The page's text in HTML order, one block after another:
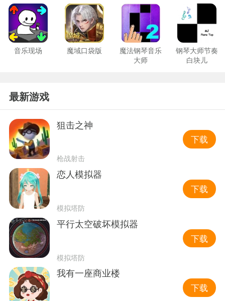
音乐现场 魔域口袋版
魔法钢琴音乐
大师
钢琴大师节奏
白块儿
最新游戏
狙击之神
枪战射击
下载
恋人模拟器
模拟塔防
下载
平行太空破坏模拟器
模拟塔防
下载
我有一座商业楼
下载